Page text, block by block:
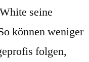
seine
können weniger
folgen,